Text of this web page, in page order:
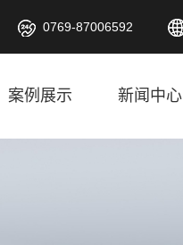
0769-87006592
案例展示 新闻中心